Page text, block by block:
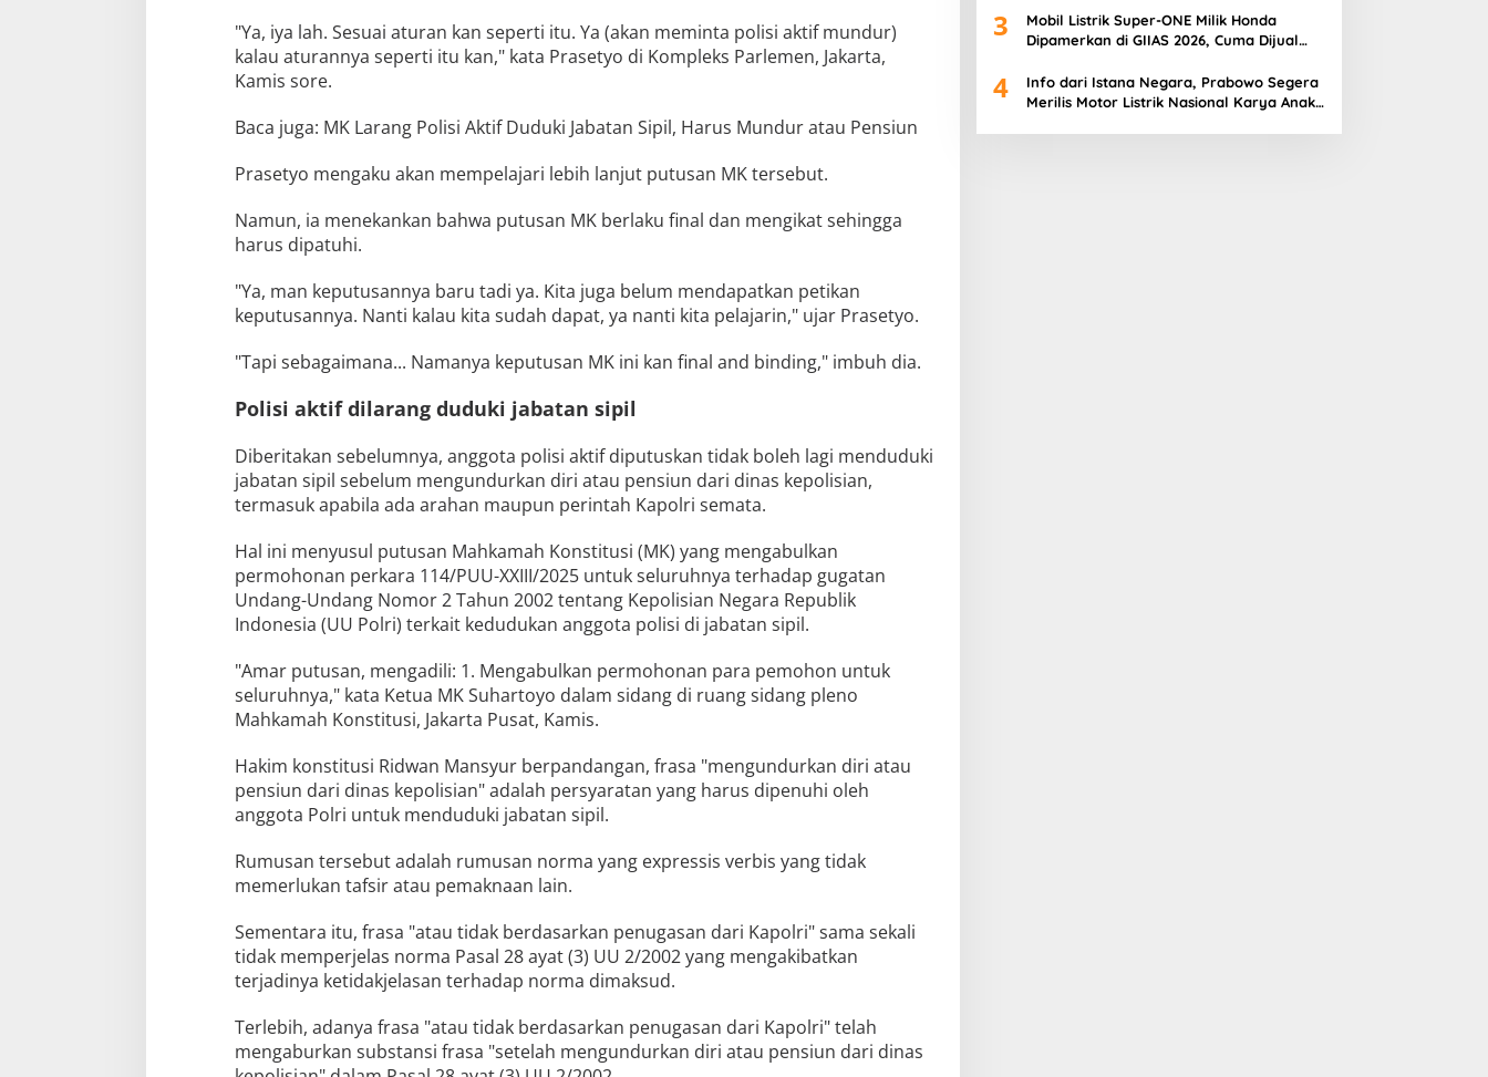
"Ya, iya lah. Sesuai aturan kan seperti itu. Ya (akan meminta polisi aktif mundur)
kalau aturannya seperti itu kan," kata Prasetyo di Kompleks Parlemen, Jakarta,
Kamis sore.
Baca juga: MK Larang Polisi Aktif Duduki Jabatan Sipil, Harus Mundur atau Pensiun
Prasetyo mengaku akan mempelajari lebih lanjut putusan MK tersebut.
Namun, ia menekankan bahwa putusan MK berlaku final dan mengikat sehingga
harus dipatuhi.
"Ya, man keputusannya baru tadi ya. Kita juga belum mendapatkan petikan
keputusannya. Nanti kalau kita sudah dapat, ya nanti kita pelajarin," ujar Prasetyo.
"Tapi sebagaimana... Namanya keputusan MK ini kan final and binding," imbuh dia.
Polisi aktif dilarang duduki jabatan sipil
Diberitakan sebelumnya, anggota polisi aktif diputuskan tidak boleh lagi menduduki
jabatan sipil sebelum mengundurkan diri atau pensiun dari dinas kepolisian,
termasuk apabila ada arahan maupun perintah Kapolri semata.
Hal ini menyusul putusan Mahkamah Konstitusi (MK) yang mengabulkan
permohonan perkara 114/PUU-XXIII/2025 untuk seluruhnya terhadap gugatan
Undang-Undang Nomor 2 Tahun 2002 tentang Kepolisian Negara Republik
Indonesia (UU Polri) terkait kedudukan anggota polisi di jabatan sipil.
"Amar putusan, mengadili: 1. Mengabulkan permohonan para pemohon untuk
seluruhnya," kata Ketua MK Suhartoyo dalam sidang di ruang sidang pleno
Mahkamah Konstitusi, Jakarta Pusat, Kamis.
Hakim konstitusi Ridwan Mansyur berpandangan, frasa "mengundurkan diri atau
pensiun dari dinas kepolisian" adalah persyaratan yang harus dipenuhi oleh
anggota Polri untuk menduduki jabatan sipil.
Rumusan tersebut adalah rumusan norma yang expressis verbis yang tidak
memerlukan tafsir atau pemaknaan lain.
Sementara itu, frasa "atau tidak berdasarkan penugasan dari Kapolri" sama sekali
tidak memperjelas norma Pasal 28 ayat (3) UU 2/2002 yang mengakibatkan
terjadinya ketidakjelasan terhadap norma dimaksud.
Terlebih, adanya frasa "atau tidak berdasarkan penugasan dari Kapolri" telah
mengaburkan substansi frasa "setelah mengundurkan diri atau pensiun dari dinas
3
Mobil Listrik Super-ONE Milik Honda
Dipamerkan di GIIAS 2026, Cuma Dijual
4
Info dari Istana Negara, Prabowo Segera
Merilis Motor Listrik Nasional Karya Anak